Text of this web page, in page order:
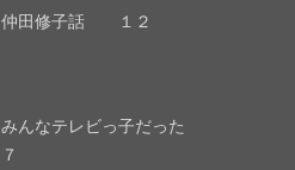
仲田修子話 １２
みんなテレビっ子だった
７